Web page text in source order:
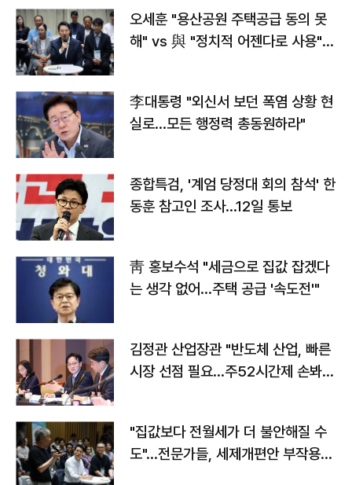
오세훈 "용산공원 주택공급 동의 못
해" vs 與 "정치적 어젠다로 사용"
李대통령 "외신서 보던 폭염 상황 현
실로…모든 행정력 총동원하라"
종합특검, '계엄 당정대 회의 참석' 한
동훈 참고인 조사...12일 통보
靑 홍보수석 "세금으로 집값 잡겠다
는 생각 없어…주택 공급 '속도전'"
김정관 산업장관 "반도체 산업, 빠른
시장 선점 필요…주52시간제 손봐
"집값보다 전월세가 더 불안해질 수
도"…전문가들, 세제개편안 부작용